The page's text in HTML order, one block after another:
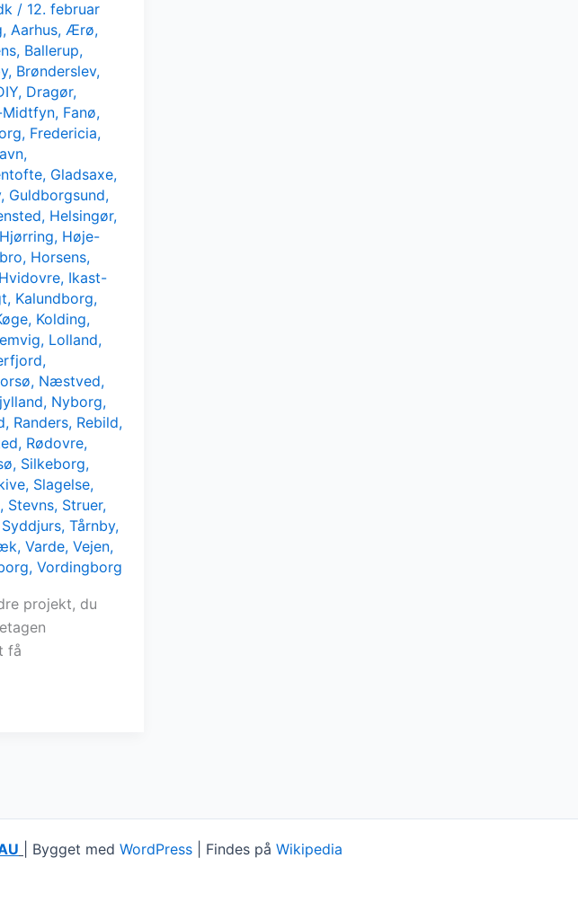
/ 12. februar
, Aarhus, Ærø,
, Ballerup,
, Brønderslev,
, Dragør,
Midtfyn, Fanø,
, Fredericia,
,
, Gladsaxe,
, Guldborgsund,
, Helsingør,
Hjørring, Høje-
, Horsens,
Hvidovre, Ikast-
, Kalundborg,
, Kolding,
, Lolland,
,
, Næstved,
, Nyborg,
, Randers, Rebild,
, Rødovre,
, Silkeborg,
, Slagelse,
, Stevns, Struer,
Syddjurs, Tårnby,
, Varde, Vejen,
, Vordingborg
projekt, du
få
| Bygget med WordPress | Findes på Wikipedia